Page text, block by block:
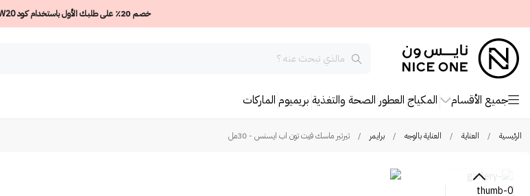
خصم 20٪ على طلبك الأول باستخدام كود NEW20
جميع الأقسام المكياج العطور الصحة والتغذية بريميوم الماركات
الرئيسية / العناية / العناية بالوجه / برايمر / تيرتير ماسك فيت تون اب ايسنس - 30مل